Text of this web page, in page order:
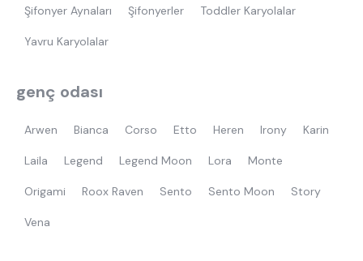
Şifonyer Aynaları Şifonyerler Toddler Karyolalar
Yavru Karyolalar
genç odası
Arwen Bianca Corso Etto Heren Irony Karin
Laila Legend Legend Moon Lora Monte
Origami Roox Raven Sento Sento Moon Story
Vena